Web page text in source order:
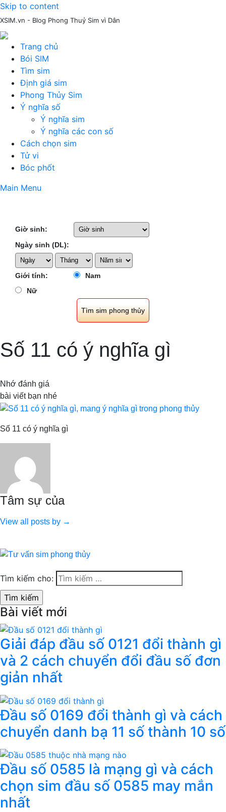
Skip to content
XSIM.vn - Blog Phong Thuỷ Sim vì Dân
Trang chủ
Bói SIM
Tìm sim
Định giá sim
Phong Thủy Sim
Ý nghĩa số
Ý nghĩa sim
Ý nghĩa các con số
Cách chọn sim
Tử vi
Bóc phốt
Main Menu
Giờ sinh:
Ngày sinh (DL):
Giới tính:
Nam
Nữ
Số 11 có ý nghĩa gì
Nhớ đánh giá
bài viết bạn nhé
Số 11 có ý nghĩa gì
Tâm sự của
View all posts by →
Tìm kiếm cho:
Bài viết mới
Giải đáp đầu số 0121 đổi thành gì
và 2 cách chuyển đổi đầu số đơn
giản nhất
Đầu số 0169 đổi thành gì và cách
chuyển danh bạ 11 số thành 10 số
Đầu số 0585 là mạng gì và cách
chọn sim đầu số 0585 may mắn
nhất